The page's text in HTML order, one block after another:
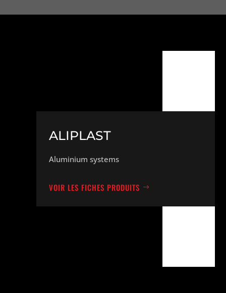
ALIPLAST
Aluminium systems
VOIR LES FICHES PRODUITS